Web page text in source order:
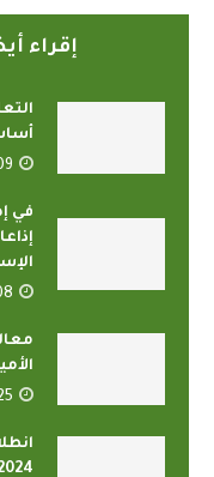
إقراء
في
2024 في سلطنة عمان بمشاركة